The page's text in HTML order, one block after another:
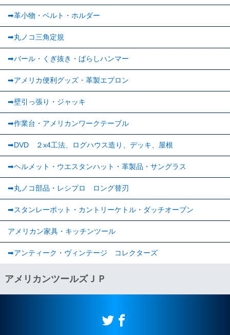
➡︎革小物・ベルト・ホルダー
➡丸ノコ三角定規
➡バール・くぎ抜き・ばらしハンマー
➡アメリカ便利グッズ・革製エプロン
➡壁引っ張り・ジャッキ
➡作業台・アメリカンワークテーブル
➡DVD ２x4工法、ログハウス造り、デッキ、屋根
➡ヘルメット・ウエスタンハット・革製品・サングラス
➡丸ノコ部品・レシプロ ロング替刃
➡スタンレーポット・カントリーケトル・ダッチオーブン
アメリカン家具・キッチンツール
➡︎アンティーク・ヴィンテージ コレクターズ
アメリカンツールズＪＰ